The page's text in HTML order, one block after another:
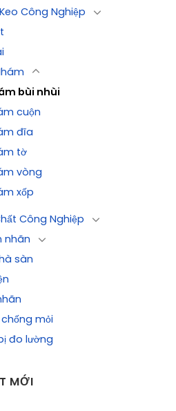
Công Nghiệp
bùi nhùi
cuộn
đĩa
tờ
vòng
xốp
Công Nghiệp
nhãn
sàn
mỏi
đo lường
MỚI